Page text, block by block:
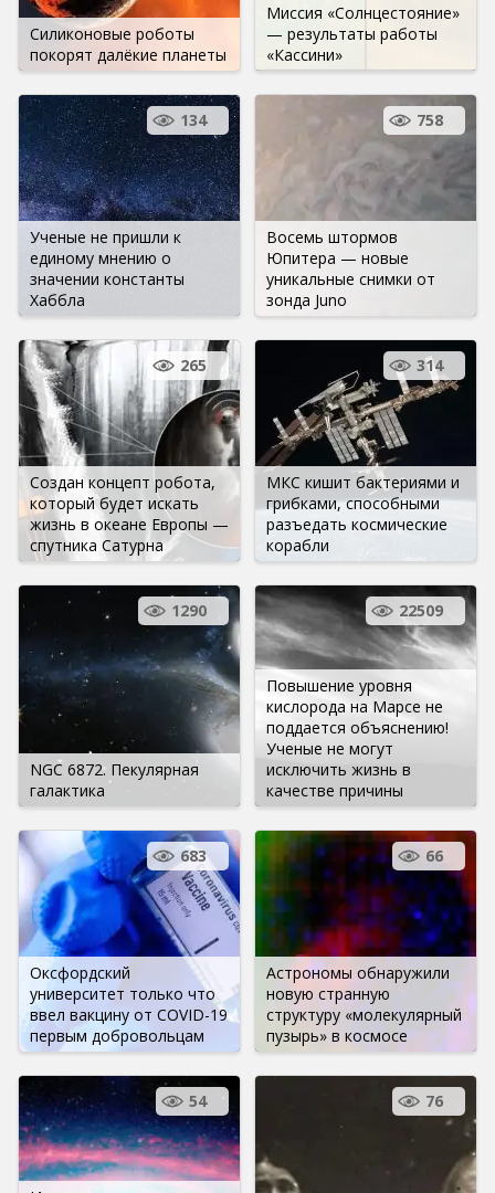
Силиконовые роботы
покорят далёкие планеты
Миссия «Солнцестояние»
— результаты работы
«Кассини»
Ученые не пришли к
единому мнению о
значении константы
Хаббла
134
Восемь штормов
Юпитера — новые
уникальные снимки от
зонда Juno
758
Создан концепт робота,
который будет искать
жизнь в океане Европы —
спутника Сатурна
265
МКС кишит бактериями и
грибками, способными
разъедать космические
корабли
314
NGC 6872. Пекулярная
галактика
1290
Повышение уровня
кислорода на Марсе не
поддается объяснению!
Ученые не могут
исключить жизнь в
качестве причины
22509
Оксфордский
университет только что
ввел вакцину от COVID-19
первым добровольцам
683
Астрономы обнаружили
новую странную
структуру «молекулярный
пузырь» в космосе
66
54 76